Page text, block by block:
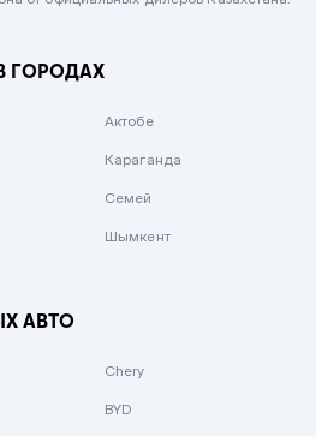
ГОРОДАХ
Актобе
Караганда
Семей
Шымкент
АВТО
Chery
BYD